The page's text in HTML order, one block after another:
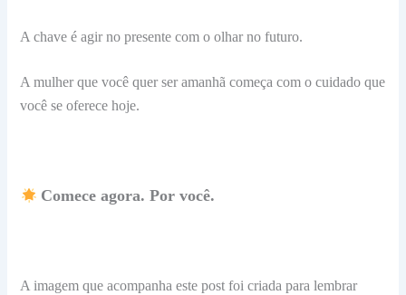
A chave é agir no presente com o olhar no futuro.
A mulher que você quer ser amanhã começa com o cuidado que
você se oferece hoje.
Comece agora. Por você.
A imagem que acompanha este post foi criada para lembrar